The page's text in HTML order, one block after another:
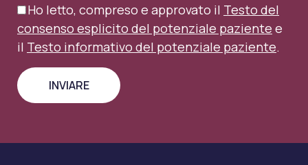
Ho letto, compreso e approvato il Testo del
consenso esplicito del potenziale paziente e
il Testo informativo del potenziale paziente.